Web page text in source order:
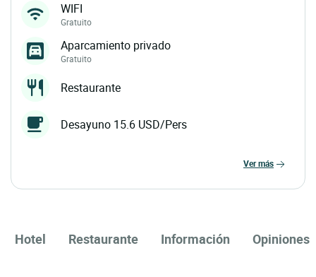
WIFI
Gratuito
Aparcamiento privado
Gratuito
Restaurante
Desayuno 15.6 USD/Pers
ver más
Hotel Restaurante Información Opiniones